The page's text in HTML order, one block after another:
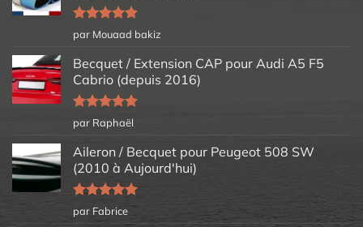
Note5sur
5
par Mouaad bakiz
Becquet / Extension CAP pour Audi A5 F5
Cabrio (depuis 2016)
Note5sur
5
par Raphaël
Aileron / Becquet pour Peugeot 508 SW
(2010 à Aujourd'hui)
Note5sur
5
par Fabrice